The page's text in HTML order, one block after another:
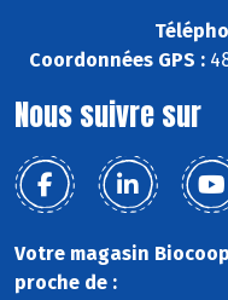
Coordonnées GPS :
Nous suivre sur
Votre magasin
proche de :